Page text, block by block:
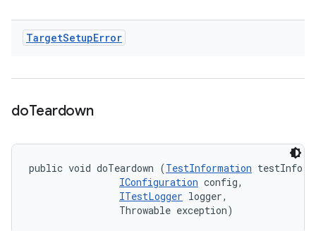
TargetSetupError
doTeardown
public void doTeardown (TestInformation testInfo,
IConfiguration config,
ITestLogger logger,
                Throwable exception)